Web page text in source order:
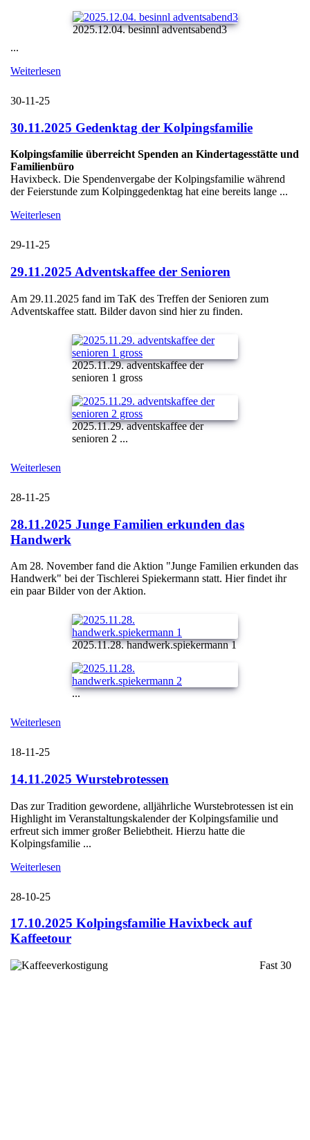
2025.12.04. besinnl adventsabend3
...
Weiterlesen
30-11-25
30.11.2025 Gedenktag der Kolpingsfamilie
Kolpingsfamilie überreicht Spenden an Kindertagesstätte und
Familienbüro
Havixbeck. Die Spendenvergabe der Kolpingsfamilie während
der Feierstunde zum Kolpinggedenktag hat eine bereits lange ...
Weiterlesen
29-11-25
29.11.2025 Adventskaffee der Senioren
Am 29.11.2025 fand im TaK des Treffen der Senioren zum
Adventskaffee statt. Bilder davon sind hier zu finden.
2025.11.29. adventskaffee der
senioren 1 gross
2025.11.29. adventskaffee der
senioren 2 ...
Weiterlesen
28-11-25
28.11.2025 Junge Familien erkunden das
Handwerk
Am 28. November fand die Aktion "Junge Familien erkunden das
Handwerk" bei der Tischlerei Spiekermann statt. Hier findet ihr
ein paar Bilder von der Aktion.
2025.11.28. handwerk.spiekermann 1
...
Weiterlesen
18-11-25
14.11.2025 Wurstebrotessen
Das zur Tradition gewordene, alljährliche Wurstebrotessen ist ein
Highlight im Veranstaltungskalender der Kolpingsfamilie und
erfreut sich immer großer Beliebtheit. Hierzu hatte die
Kolpingsfamilie ...
Weiterlesen
28-10-25
17.10.2025 Kolpingsfamilie Havixbeck auf
Kaffeetour
Fast 30